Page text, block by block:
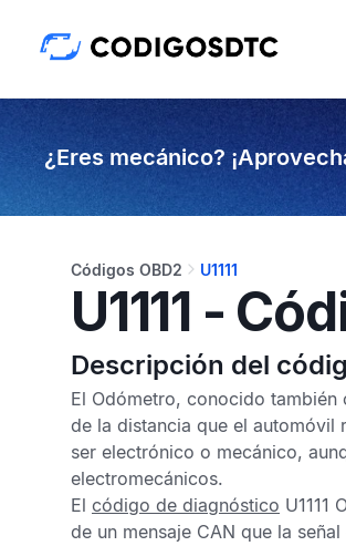
¿Eres mecánico?
Códigos OBD2 U1111
U1111 -
Descripción del
El Odómetro, conocido también
de la distancia que el automóvil
ser electrónico o mecánico,
electromecánicos.
El código de diagnóstico U1111
de un mensaje CAN que la